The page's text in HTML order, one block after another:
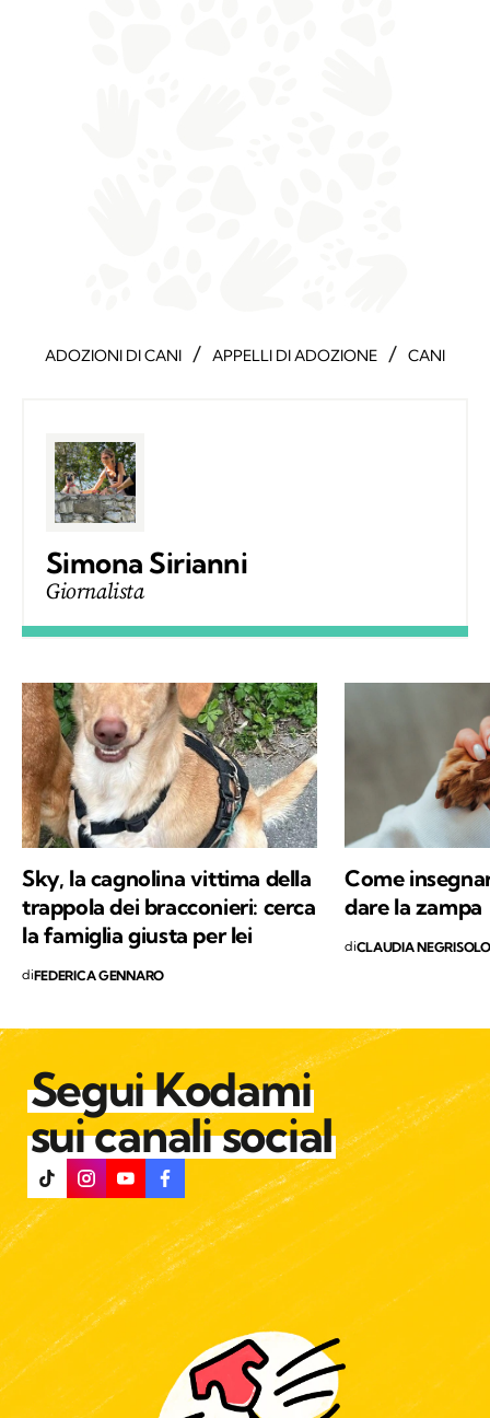
ADOZIONI DI CANI / APPELLI DI ADOZIONE / CANI
Simona Sirianni
Giornalista
Sky, la cagnolina vittima della
trappola dei bracconieri: cerca
la famiglia giusta per lei
diFEDERICA GENNARO
Come
dare la zampa
diCLAUDIA NEGRISOLO
Segui Kodami
sui canali social